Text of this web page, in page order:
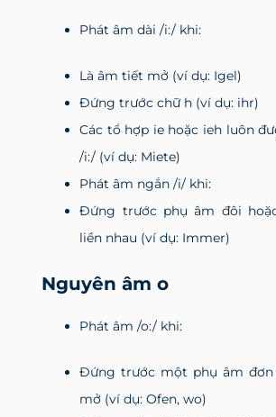
Phát âm dài /i:/ khi:
Là âm tiết mở (ví dụ: Igel)
Đứng trước chữ h (ví dụ: ihr)
Các tổ hợp ie hoặc ieh luôn
/i:/ (ví dụ: Miete)
Phát âm ngắn /i/ khi:
Đứng trước phụ âm đôi
liền nhau (ví dụ: Immer)
Nguyên âm o
Phát âm /o:/ khi:
Đứng trước một phụ âm
mở (ví dụ: Ofen, wo)